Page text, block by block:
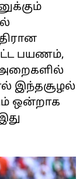
பயணம்,
அறைகளில்
இந்தசூழல்
ஒன்றாக